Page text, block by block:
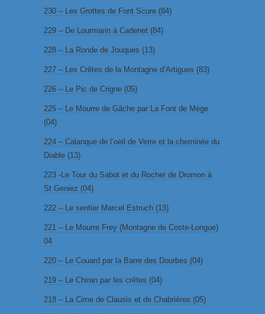
230 – Les Grottes de Font Scure (84)
229 – De Lourmarin à Cadenet (84)
228 – La Ronde de Jouques (13)
227 – Les Crêtes de la Montagne d’Artigues (83)
226 – Le Pic de Crigne (05)
225 – Le Mourre de Gâche par La Font de Mège
(04)
224 – Calanque de l’oeil de Verre et la cheminée du
Diable (13)
223 -Le Tour du Sabot et du Rocher de Dromon à
St Geniez (04)
222 – Le sentier Marcel Estruch (13)
221 – Le Mourre Frey (Montagne de Coste-Longue)
04
220 – Le Couard par la Barre des Dourbes (04)
219 – Le Chiran par les crêtes (04)
218 – La Cime de Clausis et de Chabrières (05)